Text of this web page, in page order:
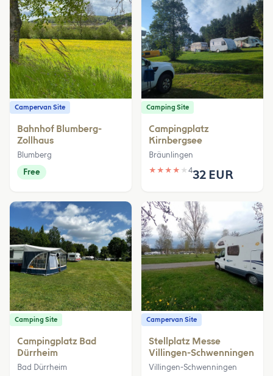
Campervan Site
Bahnhof Blumberg-
Zollhaus
Blumberg
Free
Camping Site
Campingplatz
Kirnbergsee
Bräunlingen
★ ★ ★ ★ ★ 432 EUR
Camping Site
Campingplatz Bad
Dürrheim
Bad Dürrheim
Campervan Site
Stellplatz Messe
Villingen-Schwenningen
Villingen-Schwenningen